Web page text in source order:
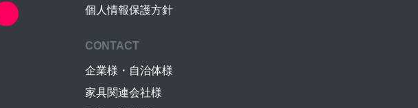
個人情報保護方針
CONTACT
企業様・自治体様
家具関連会社様